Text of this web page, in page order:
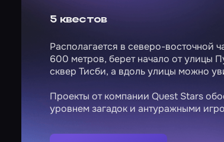
5 квестов
Располагается в северо-восточной
600 метров, берет начало от улицы
сквер Тисби, а вдоль улицы можно
Проекты от компании Quest Stars
уровнем загадок и антуражными